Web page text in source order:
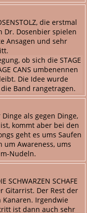
die erstmal
Dr. Dosenbier spielen
Ansagen und sehr
ob sich die STAGE
CANS umbenennen
Die Idee wurde
Band rangetragen.
als gegen Dinge,
kommt aber bei den
geht es ums Saufen
um Awareness, ums
Nudeln.
SCHAFE
Gitarrist. Der Rest der
Kanaren. Irgendwie
ist dann auch sehr